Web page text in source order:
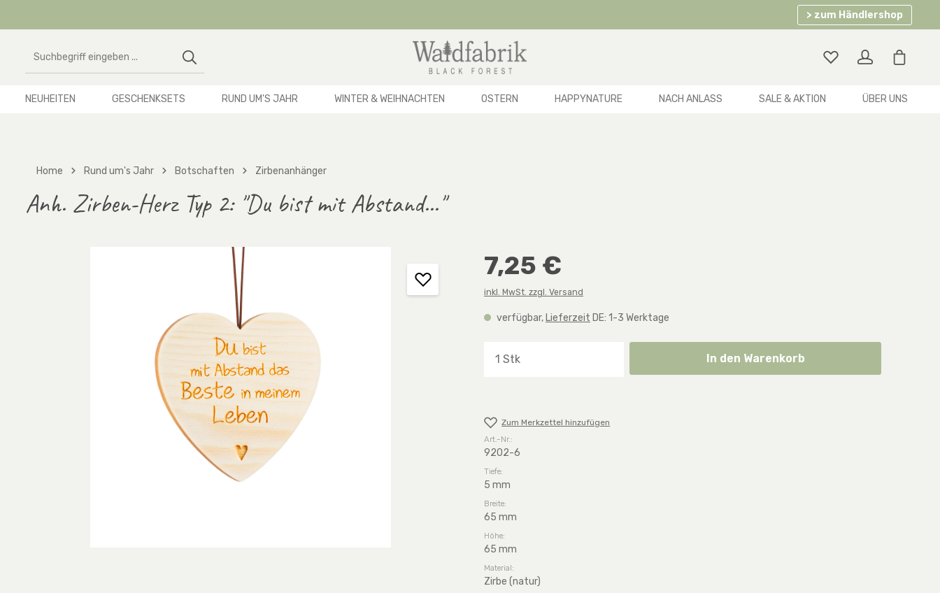
> zum Händlershop
NEUHEITEN GESCHENKSETS RUND UM'S JAHR WINTER & WEIHNACHTEN OSTERN HAPPYNATURE NACH ANLASS SALE & AKTION ÜBER UNS
Home Rund um's Jahr Botschaften Zirbenanhänger
Anh. Zirben-Herz Typ 2: "Du bist mit Abstand..."
Regulärer Preis:
7,25 €
inkl. MwSt. zzgl. Versand
verfügbar, Lieferzeit DE: 1-3 Werktage
Produkt Anzahl: Gib den gewünschten Wert ein oder
In den Warenkorb
Zum Merkzettel hinzufügen
Art.-Nr.:
9202-6
Tiefe:
5 mm
Breite:
65 mm
Höhe:
65 mm
Material:
Zirbe (natur)